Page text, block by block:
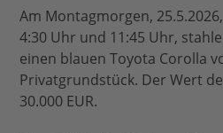
Am Montagmorgen,
4:30 Uhr und 11:45 Uhr,
einen blauen Toyota Corolla
Privatgrundstück. Der Wert
30.000 EUR.